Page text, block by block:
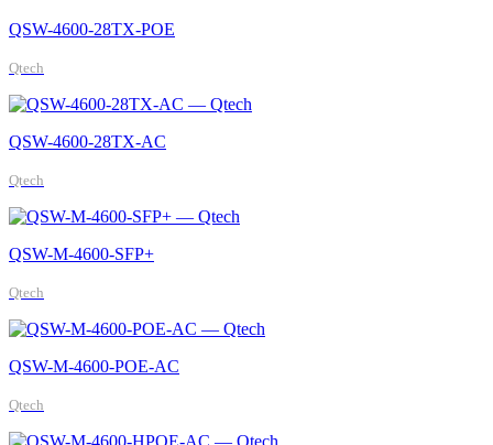
QSW-4600-28TX-POE
Qtech
QSW-4600-28TX-AC
Qtech
QSW-M-4600-SFP+
Qtech
QSW-M-4600-POE-AC
Qtech